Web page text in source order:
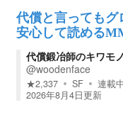
代償と言ってもグ
安心して読める
代償鍛冶師のキワモ
@woodenface
★2,337 SF 連載
2026年8月4日更新